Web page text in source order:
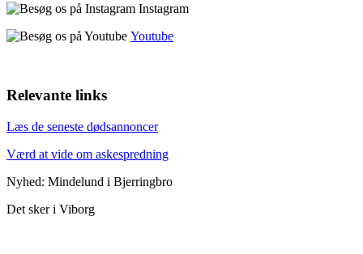
Instagram
Youtube
Relevante links
Læs de seneste dødsannoncer
Værd at vide om askespredning
Nyhed: Mindelund i Bjerringbro
Det sker i Viborg